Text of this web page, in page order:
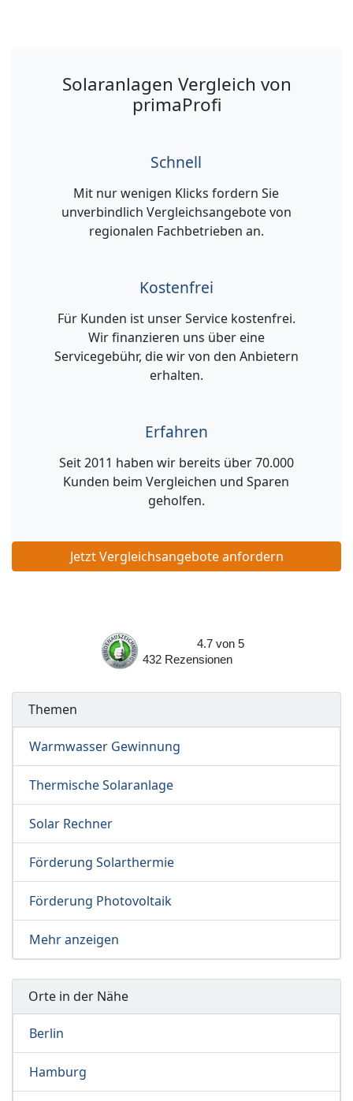
Solaranlagen Vergleich von
primaProfi
Schnell
Mit nur wenigen Klicks fordern Sie
unverbindlich Vergleichsangebote von
regionalen Fachbetrieben an.
Kostenfrei
Für Kunden ist unser Service kostenfrei.
Wir finanzieren uns über eine
Servicegebühr, die wir von den Anbietern
erhalten.
Erfahren
Seit 2011 haben wir bereits über 70.000
Kunden beim Vergleichen und Sparen
geholfen.
Jetzt Vergleichsangebote anfordern
4.7 von 5
432
Rezensionen
Themen
Warmwasser Gewinnung
Thermische Solaranlage
Solar Rechner
Förderung Solarthermie
Förderung Photovoltaik
Mehr anzeigen
Orte in der Nähe
Berlin
Hamburg